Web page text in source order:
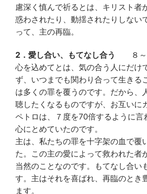
慮深く慎んで祈るとは、キリスト者
惑わされたり、動揺されたりしない
って、主の再臨。
2．愛し合い、もてなし合う
８～
心を込めてとは、気の合う人にだけ
ず、いつまでも関わり合って生きる
は多くの罪を覆うのです。だから、
聴したくなるものですが、お互いに
ペトロは、７度を70倍するように言
心にとめていたのです。
主は、私たちの罪を十字架の血で覆
た。この主の愛によって救われた者
当然のことなのです。もてなし合い
す。主はそれを喜ばれ、再臨のとき
ます。